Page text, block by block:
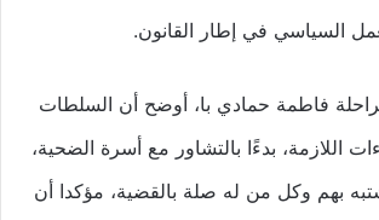
السياسي في إطار القانون.
فاطمة حمادي با، أوضح أن السلطات
اللازمة، بدءًا بالتشاور مع أسرة الضحية،
بهم وكل من له صلة بالقضية، مؤكدا أن